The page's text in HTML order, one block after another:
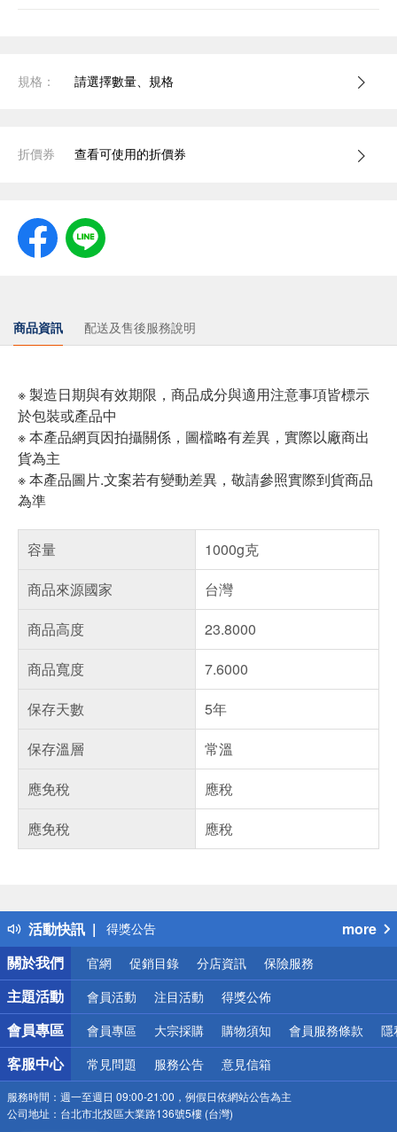
規格： 請選擇數量、規格
折價券 查看可使用的折價券
商品資訊 配送及售後服務說明
※ 製造日期與有效期限，商品成分與適用注意事項皆標示
於包裝或產品中
※ 本產品網頁因拍攝關係，圖檔略有差異，實際以廠商出
貨為主
※ 本產品圖片.文案若有變動差異，敬請參照實際到貨商品
為準
容量
1000g克
商品來源國家
台灣
商品高度
23.8000
商品寬度
7.6000
保存天數
5年
保存溫層
常溫
應免稅
應稅
應免稅
應稅
活動快訊
得獎公告
熱門話題
銀行優惠
偏遠地區配送
詐騙網頁！請小心！
more
關於我們
官網 促銷目錄 分店資訊 保險服務
主題活動 會員活動 注目活動 得獎公佈
會員專區 會員專區 大宗採購 購物須知 會員服務條款 隱
客服中心 常見問題 服務公告 意見信箱
服務時間： 週一至週日 09:00-21:00，例假日依網站公告為主
公司地址： 台北市北投區大業路136號5樓 (台灣)